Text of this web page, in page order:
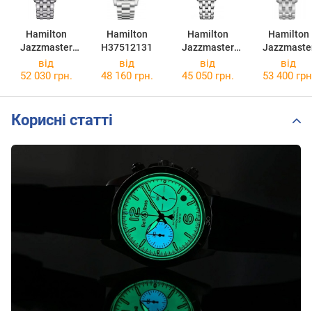
Hamilton
Jazzmaster
Open Heart
H32705141
Hamilton
H37512131
Hamilton
Jazzmaster
Open Heart
H32215130
Hamilton
Skeleton
від
52 030 грн.
від
48 160 грн.
від
45 050 грн.
від
53 400
Корисні статті